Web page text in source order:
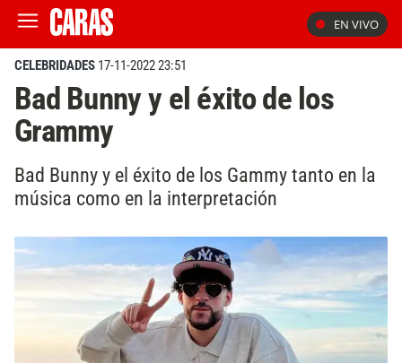
EN VIVO
CELEBRIDADES 17-11-2022 23:51
Bad Bunny y el éxito de los
Grammy
Bad Bunny y el éxito de los Gammy tanto en la
música como en la interpretación